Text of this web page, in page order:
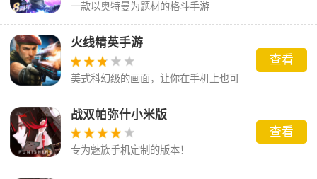
一款以奥特曼为题材的格斗手游
火线精英手游
美式科幻级的画面，让你在手机上也可
以体验到机制的枪战乐趣
查看
战双帕弥什小米版
专为魅族手机定制的版本！
查看